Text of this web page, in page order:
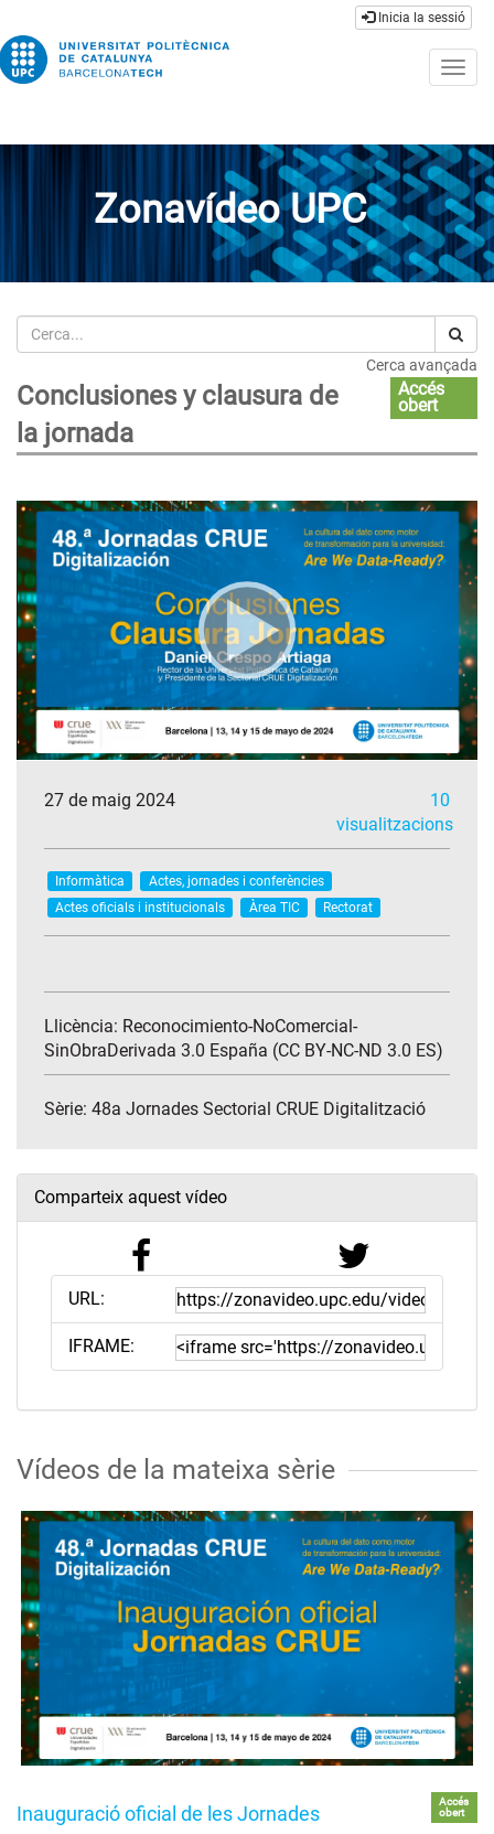
Inicia la sessió
Zonavídeo UPC
Cerca
Cerca avançada
Conclusiones y clausura de
la jornada
Accés
obert
27 de maig 2024
10
visualitzacions
Informàtica
Actes, jornades i conferències
Actes oficials i institucionals
Àrea TIC Rectorat
Llicència: Reconocimiento-NoComercial-
SinObraDerivada 3.0 España (CC BY-NC-ND 3.0 ES)
Sèrie: 48a Jornades Sectorial CRUE Digitalització
Comparteix aquest vídeo
URL:
IFRAME:
Vídeos de la mateixa sèrie
Inauguració oficial de les Jornades
Accés
obert